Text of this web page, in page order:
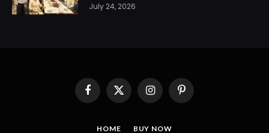
July 24, 2026
FacebookX
(Twitter)
InstagramPinterest
HOME BUY NOW